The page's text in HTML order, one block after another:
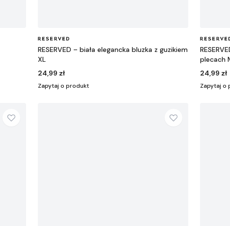
RESERVED – biała elegancka bluzka z guzikiem
XL
24,99 zł
Zapytaj o produkt
plecach
24,99 zł
Zapytaj o